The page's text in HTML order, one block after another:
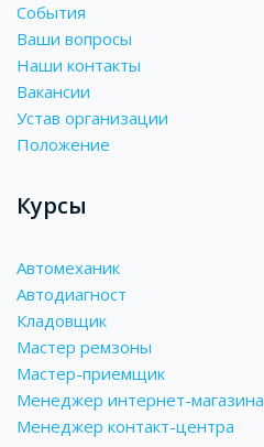
События
Ваши вопросы
Наши контакты
Вакансии
Устав организации
Положение
Курсы
Автомеханик
Автодиагност
Кладовщик
Мастер ремзоны
Мастер-приемщик
Менеджер интернет-магазина
Менеджер контакт-центра